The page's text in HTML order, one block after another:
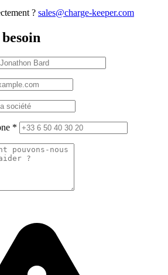
? sales@charge-keeper.com
*